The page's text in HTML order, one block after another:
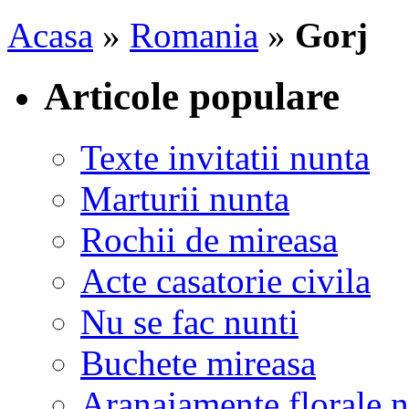
Acasa » Romania » Gorj
Articole populare
Texte invitatii nunta
Marturii nunta
Rochii de mireasa
Acte casatorie civila
Nu se fac nunti
Buchete mireasa